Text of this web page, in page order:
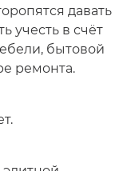
давать
учесть в счёт
бытовой
ремонта.